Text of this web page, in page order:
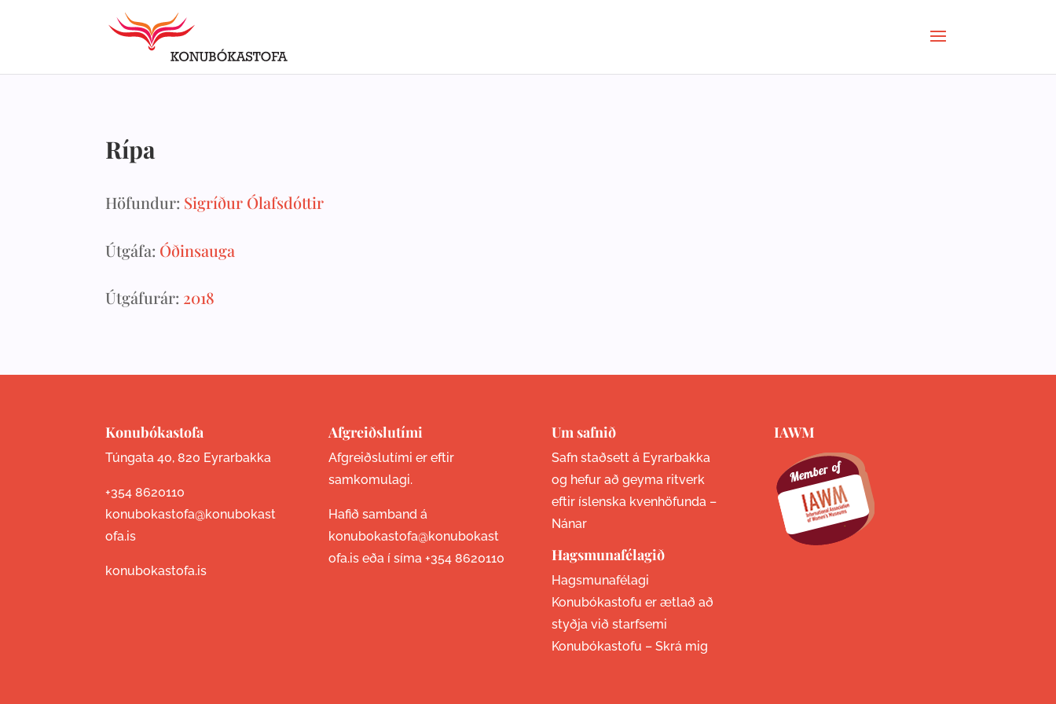
Rípa
Höfundur: Sigríður Ólafsdóttir
Útgáfa: Óðinsauga
Útgáfurár: 2018
Konubókastofa
Túngata 40, 820 Eyrarbakka
+354 8620110
konubokastofa@konubokast
ofa.is
konubokastofa.is
Afgreiðslutími
Afgreiðslutími er eftir
samkomulagi.
Hafið samband á
konubokastofa@konubokast
ofa.is eða í síma +354 8620110
Um safnið
Safn staðsett á Eyrarbakka
og hefur að geyma ritverk
eftir íslenska kvenhöfunda –
Nánar
Hagsmunafélagið
Hagsmunafélagi
Konubókastofu er ætlað að
styðja við starfsemi
Konubókastofu – Skrá mig
IAWM